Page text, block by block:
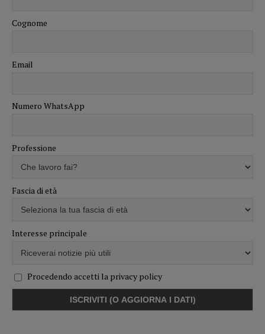
Cognome
Email
Numero WhatsApp
Professione
Fascia di età
Interesse principale
Procedendo accetti la privacy policy